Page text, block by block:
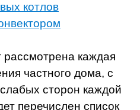
котлов
рассмотрена каждая
частного дома, с
сторон каждой
перечислен список